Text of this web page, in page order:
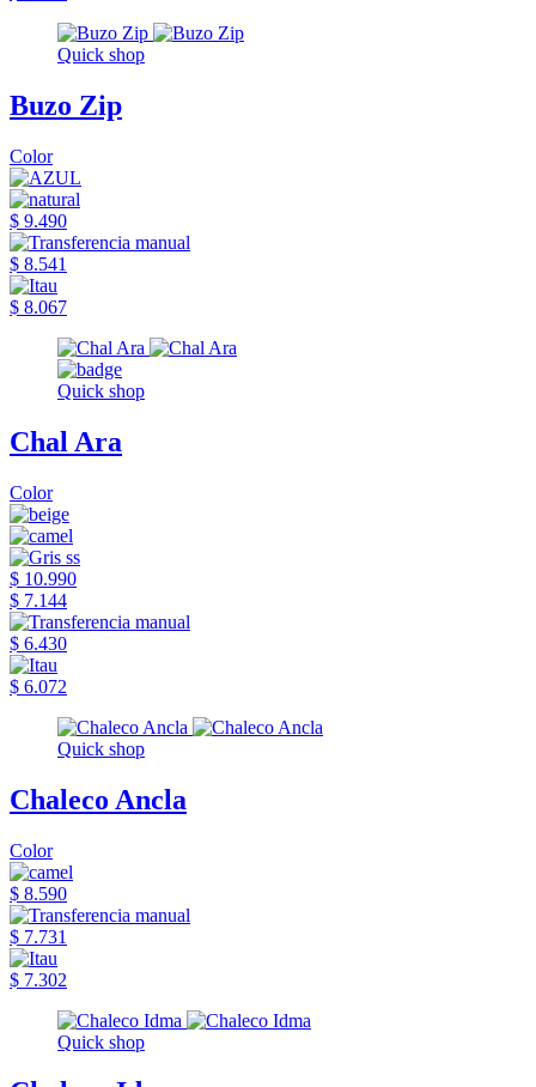
Quick shop
Buzo Zip
Color
$ 9.490
$ 8.541
$ 8.067
Quick shop
Chal Ara
Color
$ 10.990
$ 7.144
$ 6.430
$ 6.072
Quick shop
Chaleco Ancla
Color
$ 8.590
$ 7.731
$ 7.302
Quick shop